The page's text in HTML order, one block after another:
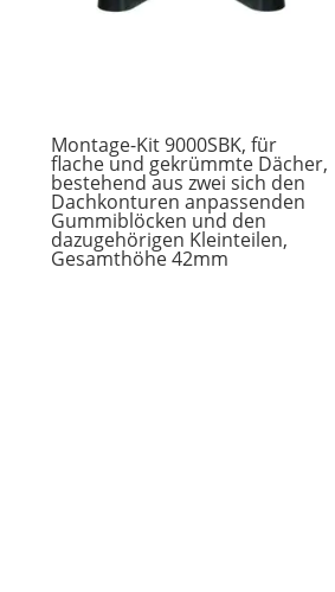
Montage-Kit 9000SBK, für
flache und gekrümmte Dächer,
bestehend aus zwei sich den
Dachkonturen anpassenden
Gummiblöcken und den
dazugehörigen Kleinteilen,
Gesamthöhe 42mm